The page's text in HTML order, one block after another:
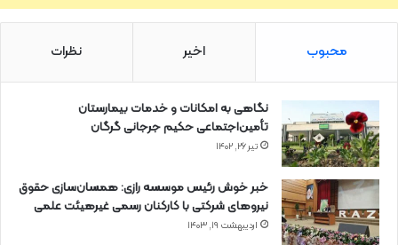
محبوب اخیر نظرات
نگاهی به امکانات و خدمات بیمارستان
تأمین‌اجتماعی حکیم جرجانی گرگان
تیر ۲۶, ۱۴۰۲
خبر خوش رئیس موسسه رازی: همسان‌سازی حقوق
نیروهای شرکتی با کارکنان رسمی غیرهیئت علمی
اردیبهشت ۱۹, ۱۴۰۳